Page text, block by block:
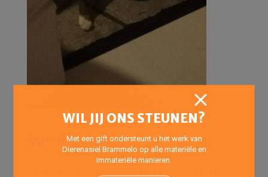
Openingstijden
WIL JIJ ONS STEUNEN?
Met een gift ondersteunt u het werk van
Dierenasiel Brammelo op alle materiële en
immateriële manieren.